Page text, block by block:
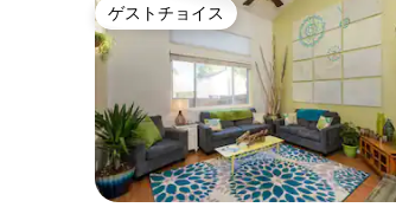
ゲストチョイス
ゲストチョイス